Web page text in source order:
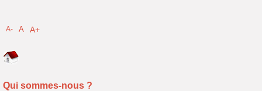
A- A A+
Qui sommes-nous ?